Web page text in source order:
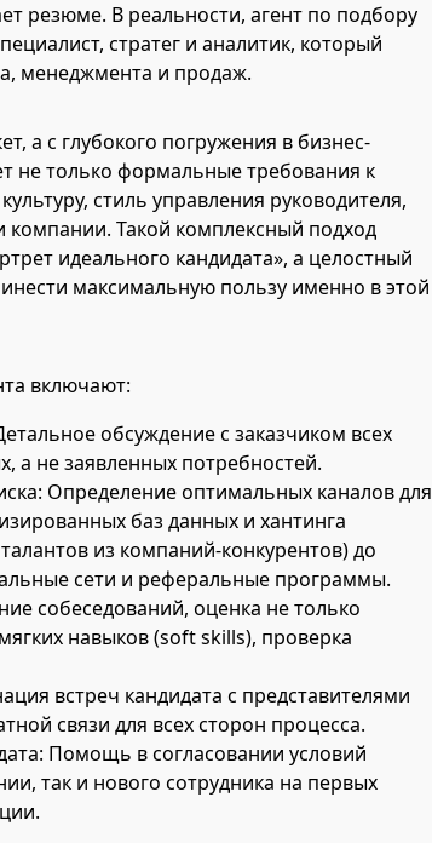
резюме. В реальности, агент по подбору
стратег и аналитик, который
менеджмента и продаж.
а с глубокого погружения в бизнес-
не только формальные требования к
стиль управления руководителя,
компании. Такой комплексный подход
идеального кандидата», а целостный
максимальную пользу именно в этой
включают:
обсуждение с заказчиком всех
а не заявленных потребностей.
Определение оптимальных каналов для
баз данных и хантинга
из компаний-конкурентов) до
сети и реферальные программы.
собеседований, оценка не только
навыков (soft skills), проверка
встреч кандидата с представителями
связи для всех сторон процесса.
Помощь в согласовании условий
так и нового сотрудника на первых